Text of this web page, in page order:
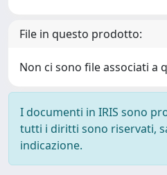
File in questo prodotto:
Non ci sono file associati a
I documenti in IRIS sono
tutti i diritti sono riservati,
indicazione.